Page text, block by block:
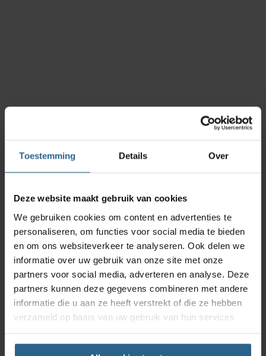
Toestemming Details Over
Deze website maakt gebruik van cookies
We gebruiken cookies om content en advertenties te
personaliseren, om functies voor social media te bieden
en om ons websiteverkeer te analyseren. Ook delen we
informatie over uw gebruik van onze site met onze
partners voor social media, adverteren en analyse. Deze
partners kunnen deze gegevens combineren met andere
informatie die u aan ze heeft verstrekt of die ze hebben
verzameld op basis van uw gebruik van hun services